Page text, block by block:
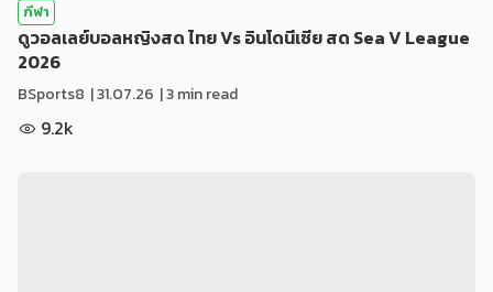
กีฬา
ดูวอลเลย์บอลหญิงสด ไทย Vs อินโดนีเซีย สด Sea V League
2026
BSports8 |31.07.26 | 3 min read
9.2k